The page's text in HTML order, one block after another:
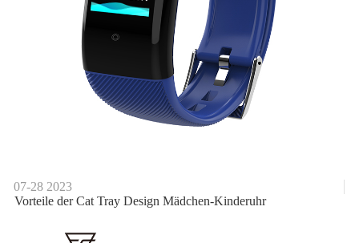
07-28 2023
Vorteile der Cat Tray Design Mädchen-Kinderuhr